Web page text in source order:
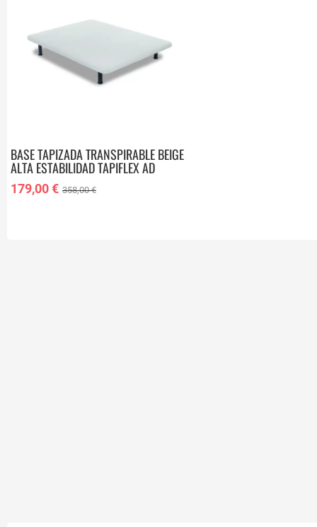
BASE TAPIZADA TRANSPIRABLE BEIGE
ALTA ESTABILIDAD TAPIFLEX AD
90X200 CM 9247593
179,00 € 358,00 €